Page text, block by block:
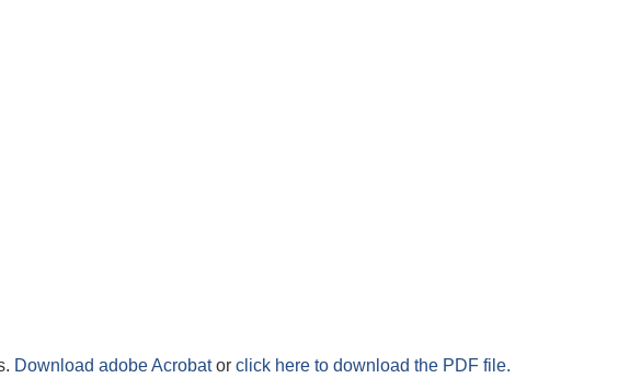
Download adobe Acrobator click here to download the PDF file.